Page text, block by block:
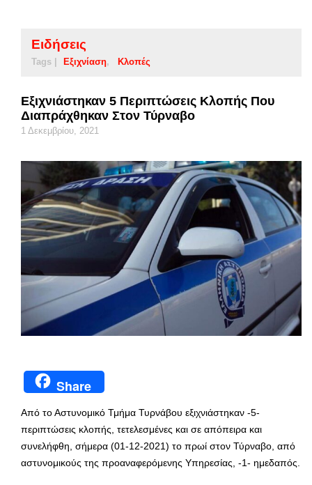
Ειδήσεις
Tags | Εξιχνίαση Κλοπές
Εξιχνιάστηκαν 5 Περιπτώσεις Κλοπής Που
Διαπράχθηκαν Στον Τύρναβο
1 Δεκεμβρίου, 2021
Share
Από το Αστυνομικό Τμήμα Τυρνάβου εξιχνιάστηκαν -5-
περιπτώσεις κλοπής, τετελεσμένες και σε απόπειρα και
συνελήφθη, σήμερα (01-12-2021) το πρωί στον Τύρναβο, από
αστυνομικούς της προαναφερόμενης Υπηρεσίας, -1- ημεδαπός.